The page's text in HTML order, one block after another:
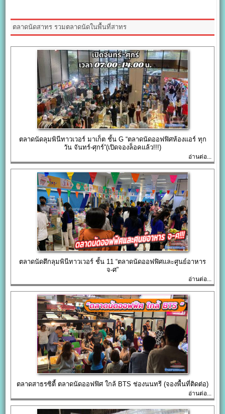
ตลาดนัดสาทร รวมตลาดนัดในพื้นที่สาทร
ตลาดนัดลุมพินีทาวเวอร์ มาเก็ต ชั้น G “ตลาดนัดออฟฟิศห้องแอร์ ทุก
วัน จันทร์-ศุกร์”(เปิดจองล็อคแล้ว!!!)
อ่านต่อ...
ตลาดนัดตึกลุมพินีทาวเวอร์ ชั้น 11 “ตลาดนัดออฟฟิศและศูนย์อาหาร
จ-ศ”
อ่านต่อ...
ตลาดสาธรซิตี้ ตลาดนัดออฟฟิศ ใกล้ BTS ช่องนนทรี (จองพื้นที่ติดต่อ)
อ่านต่อ...